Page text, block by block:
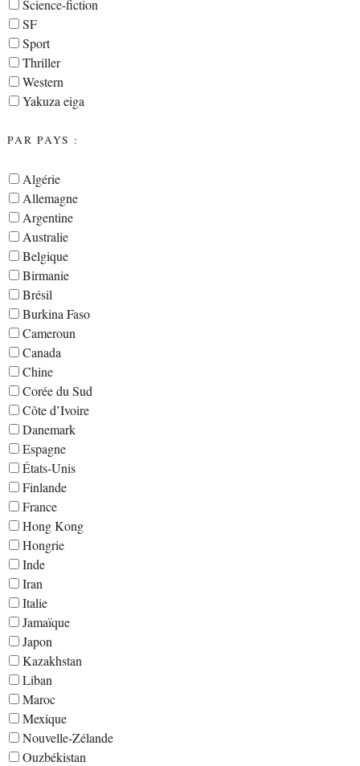
Science-fiction
SF
Sport
Thriller
Western
Yakuza eiga
PAR PAYS :
Algérie
Allemagne
Argentine
Australie
Belgique
Birmanie
Brésil
Burkina Faso
Cameroun
Canada
Chine
Corée du Sud
Côte d’Ivoire
Danemark
Espagne
États-Unis
Finlande
France
Hong Kong
Hongrie
Inde
Iran
Italie
Jamaïque
Japon
Kazakhstan
Liban
Maroc
Mexique
Nouvelle-Zélande
Ouzbékistan